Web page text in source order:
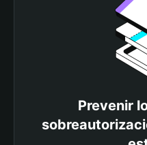
Prevenir